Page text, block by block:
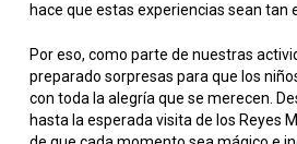
hace que estas experiencias sean tan
Por eso, como parte de nuestras
preparado sorpresas para que los
con toda la alegría que se merecen.
hasta la esperada visita de los Reyes